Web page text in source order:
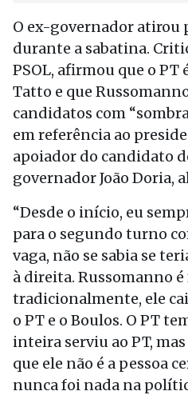
O ex-governador atirou
durante a sabatina.
PSOL, afirmou que o
Tatto e que
candidatos com
em referência ao
apoiador do candidato
governador João Doria,
“Desde o início, eu
para o segundo turno
vaga, não se sabia se
à direita. Russomanno é
tradicionalmente, ele
o PT e o Boulos. O PT
inteira serviu ao PT,
que ele não é a pessoa
nunca foi nada na